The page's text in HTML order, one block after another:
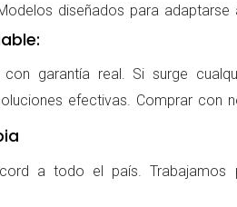
diseñados para
garantía real. Si surge
efectivas. Comprar con
a todo el país.